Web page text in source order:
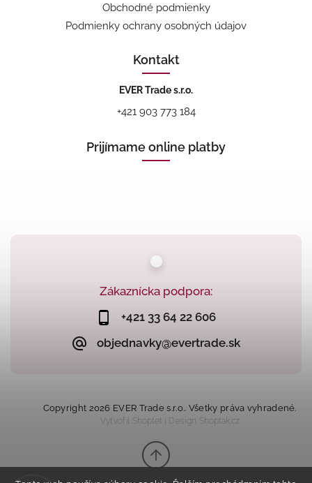
Zákaznícka podpora:
+421 33 64 22 606
objednavky@evertrade.sk
Obchodné podmienky
Podmienky ochrany osobných údajov
Kontakt
EVER Trade s.r.o.
+421 903 773 184
Prijímame online platby
Copyright 2026 EVER Trade s.r.o.. Všetky práva vyhradené.
Vytvořil Shoptet | Design Shoptak.cz